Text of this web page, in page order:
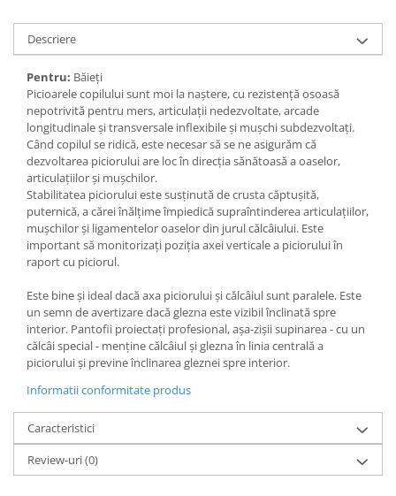
Descriere
Pentru: Băieți
Picioarele copilului sunt moi la naștere, cu rezistență osoasă
nepotrivită pentru mers, articulații nedezvoltate, arcade
longitudinale și transversale inflexibile și mușchi subdezvoltați.
Când copilul se ridică, este necesar să se ne asigurăm că
dezvoltarea piciorului are loc în direcția sănătoasă a oaselor,
articulațiilor și mușchilor.
Stabilitatea piciorului este susținută de crusta căptușită,
puternică, a cărei înălțime împiedică supraîntinderea articulațiilor,
mușchilor și ligamentelor oaselor din jurul călcâiului. Este
important să monitorizați poziția axei verticale a piciorului în
raport cu piciorul.
Este bine și ideal dacă axa piciorului și călcâiul sunt paralele. Este
un semn de avertizare dacă glezna este vizibil înclinată spre
interior. Pantofii proiectați profesional, așa-zișii supinarea - cu un
călcâi special - menține călcâiul și glezna în linia centrală a
piciorului și previne înclinarea gleznei spre interior.
Informatii conformitate produs
Caracteristici
Review-uri(0)